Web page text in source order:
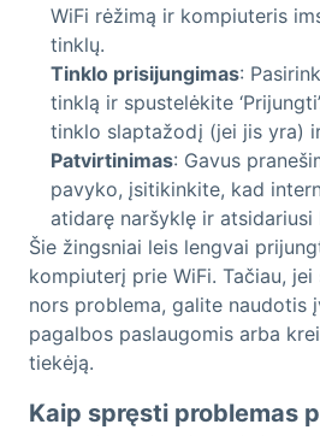
WiFi rėžimą ir kompiuteris
tinklų.
Tinklo prisijungimas:
tinklą ir spustelėkite
tinklo slaptažodį (jei jis yra) ir
Patvirtinimas: Gavus
pavyko, įsitikinkite, kad
atidarę naršyklę ir
Šie žingsniai leis lengvai
kompiuterį prie WiFi. Tačiau,
nors problema, galite naudotis
pagalbos paslaugomis arba
tiekėją.
Kaip spręsti problemas